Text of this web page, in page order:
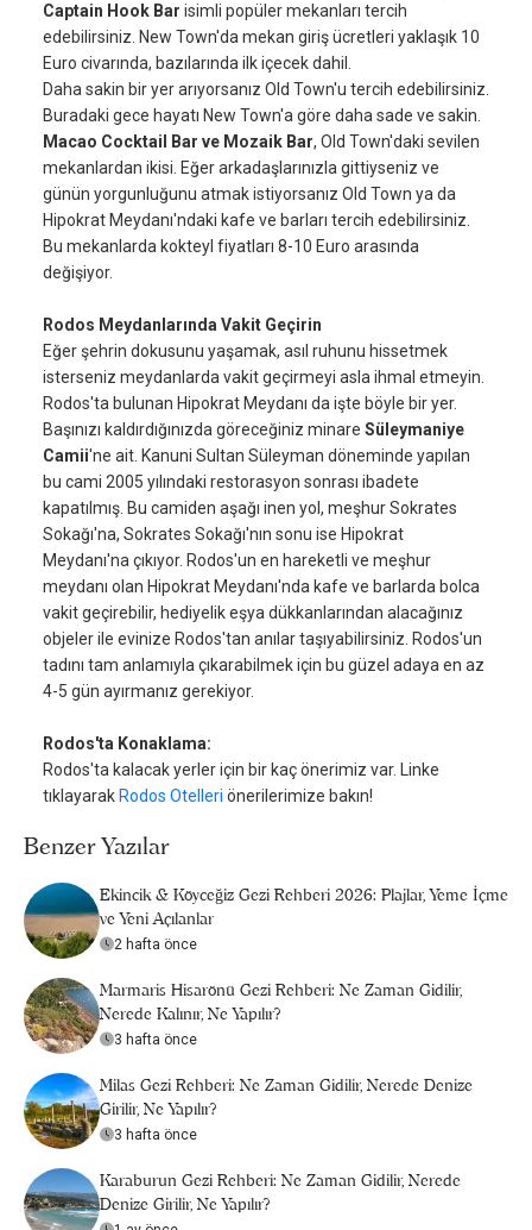
Captain Hook Bar isimli popüler mekanları tercih
edebilirsiniz. New Town'da mekan giriş ücretleri yaklaşık 10
Euro civarında, bazılarında ilk içecek dahil.
Daha sakin bir yer arıyorsanız Old Town'u tercih edebilirsiniz.
Buradaki gece hayatı New Town'a göre daha sade ve sakin.
Macao Cocktail Bar ve Mozaik Bar, Old Town'daki sevilen
mekanlardan ikisi. Eğer arkadaşlarınızla gittiyseniz ve
günün yorgunluğunu atmak istiyorsanız Old Town ya da
Hipokrat Meydanı'ndaki kafe ve barları tercih edebilirsiniz.
Bu mekanlarda kokteyl fiyatları 8-10 Euro arasında
değişiyor.
Rodos Meydanlarında Vakit Geçirin
Eğer şehrin dokusunu yaşamak, asıl ruhunu hissetmek
isterseniz meydanlarda vakit geçirmeyi asla ihmal etmeyin.
Rodos'ta bulunan Hipokrat Meydanı da işte böyle bir yer.
Başınızı kaldırdığınızda göreceğiniz minare Süleymaniye
Camii'ne ait. Kanuni Sultan Süleyman döneminde yapılan
bu cami 2005 yılındaki restorasyon sonrası ibadete
kapatılmış. Bu camiden aşağı inen yol, meşhur Sokrates
Sokağı'na, Sokrates Sokağı'nın sonu ise Hipokrat
Meydanı'na çıkıyor. Rodos'un en hareketli ve meşhur
meydanı olan Hipokrat Meydanı'nda kafe ve barlarda bolca
vakit geçirebilir, hediyelik eşya dükkanlarından alacağınız
objeler ile evinize Rodos'tan anılar taşıyabilirsiniz. Rodos'un
tadını tam anlamıyla çıkarabilmek için bu güzel adaya en az
4-5 gün ayırmanız gerekiyor.
Rodos'ta Konaklama:
Rodos'ta kalacak yerler için bir kaç önerimiz var. Linke
tıklayarak Rodos Otelleri önerilerimize bakın!
Benzer Yazılar
Ekincik & Köyceğiz Gezi Rehberi 2026: Plajlar, Yeme İçme
ve Yeni Açılanlar
2 hafta önce
Marmaris Hisarönü Gezi Rehberi: Ne Zaman Gidilir,
Nerede Kalınır, Ne Yapılır?
3 hafta önce
Milas Gezi Rehberi: Ne Zaman Gidilir, Nerede Denize
Girilir, Ne Yapılır?
3 hafta önce
Karaburun Gezi Rehberi: Ne Zaman Gidilir, Nerede
Denize Girilir, Ne Yapılır?